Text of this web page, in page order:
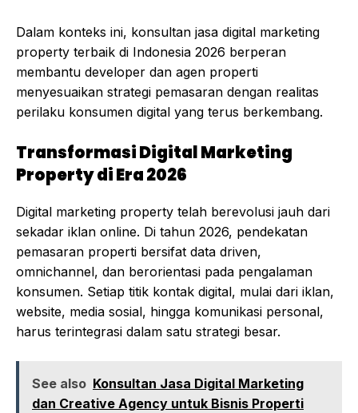
Dalam konteks ini, konsultan jasa digital marketing
property terbaik di Indonesia 2026 berperan
membantu developer dan agen properti
menyesuaikan strategi pemasaran dengan realitas
perilaku konsumen digital yang terus berkembang.
Transformasi Digital Marketing
Property di Era 2026
Digital marketing property telah berevolusi jauh dari
sekadar iklan online. Di tahun 2026, pendekatan
pemasaran properti bersifat data driven,
omnichannel, dan berorientasi pada pengalaman
konsumen. Setiap titik kontak digital, mulai dari iklan,
website, media sosial, hingga komunikasi personal,
harus terintegrasi dalam satu strategi besar.
See also Konsultan Jasa Digital Marketing
dan Creative Agency untuk Bisnis Properti